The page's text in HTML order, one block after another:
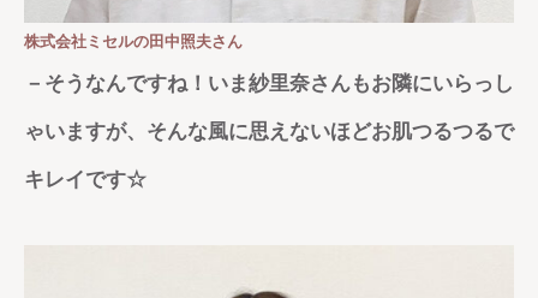
株式会社ミセルの田中照夫さん
－そうなんですね！いま紗里奈さんもお隣にいらっし
ゃいますが、そんな風に思えないほどお肌つるつるで
キレイです☆